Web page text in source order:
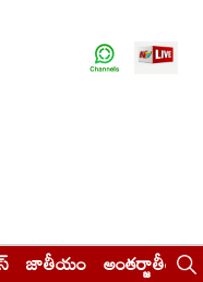
జాతీయం అంతర్జాతీయం